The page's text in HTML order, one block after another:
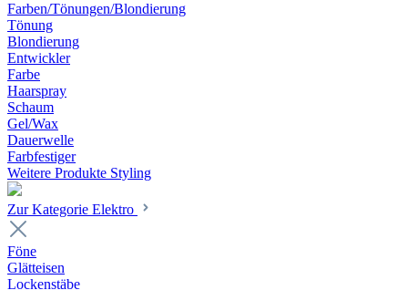
Farben/Tönungen/Blondierung
Tönung
Blondierung
Entwickler
Farbe
Haarspray
Schaum
Gel/Wax
Dauerwelle
Farbfestiger
Weitere Produkte Styling
Zur Kategorie Elektro
Föne
Glätteisen
Lockenstäbe